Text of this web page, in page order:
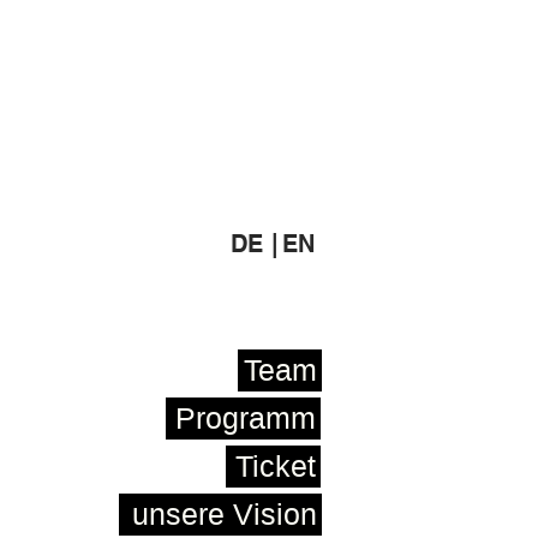
DE | EN
Team
Programm
Ticket
unsere Vision